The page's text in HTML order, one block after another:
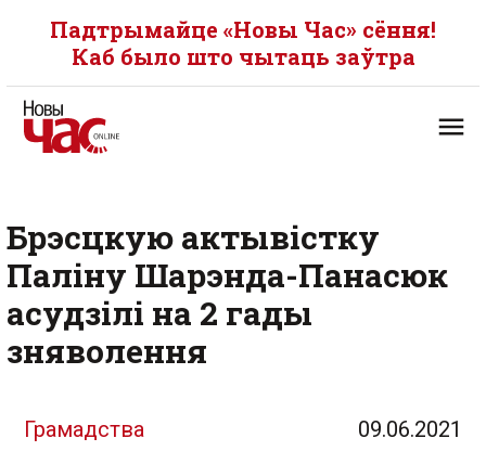
Падтрымайце «Новы Час» сёння!
Каб было што чытаць заўтра
Брэсцкую актывістку
Паліну Шарэнда-Панасюк
асудзілі на 2 гады
зняволення
Грамадства 09.06.2021